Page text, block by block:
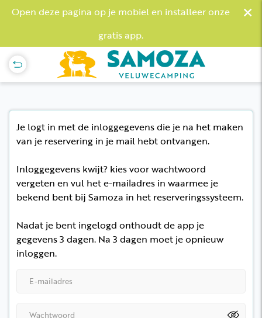
Open deze pagina op je mobiel en installeer onze
gratis app.
×
Je logt in met de inloggegevens die je na het maken
van je reservering in je mail hebt ontvangen.
Inloggegevens kwijt? kies voor wachtwoord
vergeten en vul het e-mailadres in waarmee je
bekend bent bij Samoza in het reserveringssysteem.
Nadat je bent ingelogd onthoudt de app je
gegevens 3 dagen. Na 3 dagen moet je opnieuw
inloggen.